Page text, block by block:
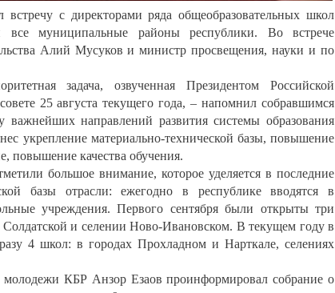
с директорами ряда общеобразовательных школ
все муниципальные районы республики. Во встрече
Алий Мусуков и министр просвещения, науки и по
задача, озвученная Президентом Российской
25 августа текущего года, – напомнил собравшимся
важнейших направлений развития системы образования
укрепление материально-технической базы, повышение
повышение качества обучения.
большое внимание, которое уделяется в последние
базы отрасли: ежегодно в республике вводятся в
учреждения. Первого сентября были открыты три
и селении Ново-Ивановском. В текущем году в
4 школ: в городах Прохладном и Нарткале, селениях
КБР Анзор Езаов проинформировал собрание о